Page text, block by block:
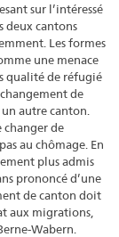
sur l’intéressé
deux cantons
Les formes
une menace
qualité de réfugié
de
autre canton.
changer de
au chômage. En
plus admis
prononcé d’une
de canton doit
aux migrations,
Wabern.